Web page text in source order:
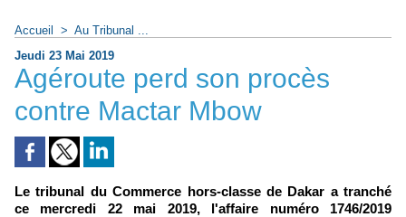
Accueil > Au Tribunal ...
Jeudi 23 Mai 2019
Agéroute perd son procès
contre Mactar Mbow
Le tribunal du Commerce hors-classe de Dakar a tranché
ce mercredi 22 mai 2019, l'affaire numéro 1746/2019